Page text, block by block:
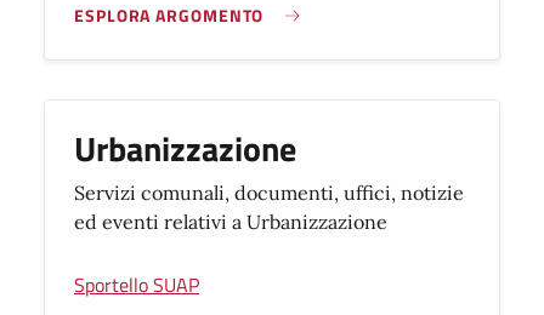
ESPLORA ARGOMENTO
Urbanizzazione
Servizi comunali, documenti, uffici, notizie
ed eventi relativi a Urbanizzazione
Sportello SUAP